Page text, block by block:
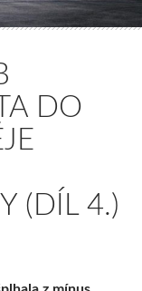
DO
(DÍL 4.)